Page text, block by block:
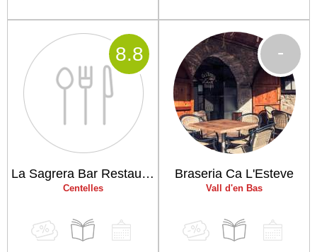
La Sagrera Bar Restaurant
Centelles
8.8
Braseria Ca L'Esteve
Vall d'en Bas
-